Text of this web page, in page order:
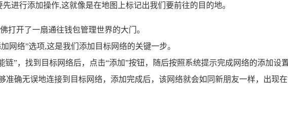
进行添加操作,这就像是在地图上标记出我们要前往的目的地。
打开了一扇通往钱包管理世界的大门。
网络”选项,这是我们添加目标网络的关键一步。
”，找到目标网络后，点击“添加”按钮，随后按照系统提示完成网络的添加设
确无误地连接到目标网络，添加完成后，该网络就会如同新朋友一样，出现